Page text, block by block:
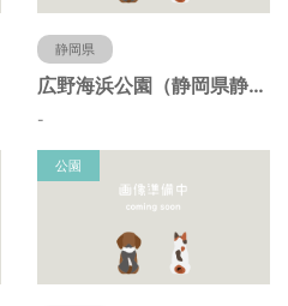
静岡県
広野海浜公園（静岡県静岡市）
-
公園